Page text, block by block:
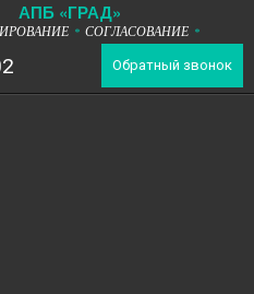
АПБ «ГРАД»
* СОГЛАСОВАНИЕ *
Обратный звонок